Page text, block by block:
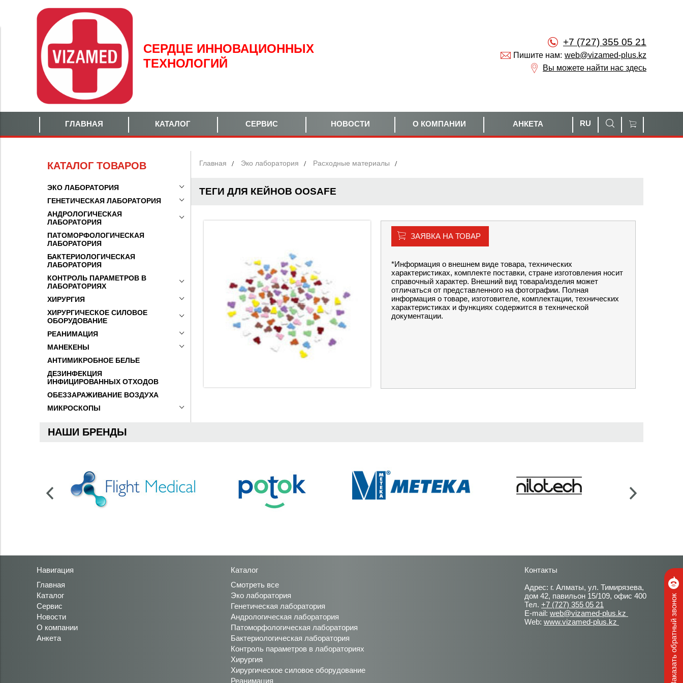
СЕРДЦЕ ИННОВАЦИОННЫХ
ТЕХНОЛОГИЙ
+7 (727) 355 05 21
Пишите нам: web@vizamed-plus.kz
Вы можете найти нас здесь
ГЛАВНАЯ КАТАЛОГ СЕРВИС НОВОСТИ О КОМПАНИИ АНКЕТА RU
КАТАЛОГ ТОВАРОВ
ЭКО ЛАБОРАТОРИЯ
ГЕНЕТИЧЕСКАЯ ЛАБОРАТОРИЯ
АНДРОЛОГИЧЕСКАЯ
ЛАБОРАТОРИЯ
ПАТОМОРФОЛОГИЧЕСКАЯ
ЛАБОРАТОРИЯ
БАКТЕРИОЛОГИЧЕСКАЯ
ЛАБОРАТОРИЯ
КОНТРОЛЬ ПАРАМЕТРОВ В
ЛАБОРАТОРИЯХ
ХИРУРГИЯ
ХИРУРГИЧЕСКОЕ СИЛОВОЕ
ОБОРУДОВАНИЕ
РЕАНИМАЦИЯ
МАНЕКЕНЫ
АНТИМИКРОБНОЕ БЕЛЬЕ
ДЕЗИНФЕКЦИЯ
ИНФИЦИРОВАННЫХ ОТХОДОВ
ОБЕЗЗАРАЖИВАНИЕ ВОЗДУХА
МИКРОСКОПЫ
Главная Эко лаборатория Расходные материалы
ТЕГИ ДЛЯ КЕЙНОВ OOSAFE
ЗАЯВКА НА ТОВАР
*Информация о внешнем виде товара, технических
характеристиках, комплекте поставки, стране изготовления носит
справочный характер. Внешний вид товара/изделия может
отличаться от представленного на фотографии. Полная
информация о товаре, изготовителе, комплектации, технических
характеристиках и функциях содержится в технической
документации.
НАШИ БРЕНДЫ
Навигация
Главная
Каталог
Сервис
Новости
О компании
Анкета
Каталог
Смотреть все
Эко лаборатория
Генетическая лаборатория
Андрологическая лаборатория
Патоморфологическая лаборатория
Бактериологическая лаборатория
Контроль параметров в лабораториях
Хирургия
Хирургическое силовое оборудование
Реанимация
Контакты
Адрес: г. Алматы, ул. Тимирязева,
дом 42, павильон 15/109, офис 400
Тел. +7 (727) 355 05 21
E-mail: web@vizamed-plus.kz
Web: www.vizamed-plus.kz Заказать обратный звонок